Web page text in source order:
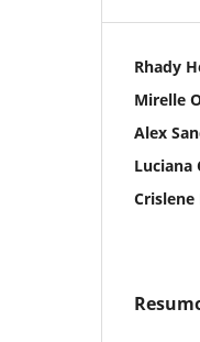
Rhady
Mirelle
Alex
Luciana
Crislene